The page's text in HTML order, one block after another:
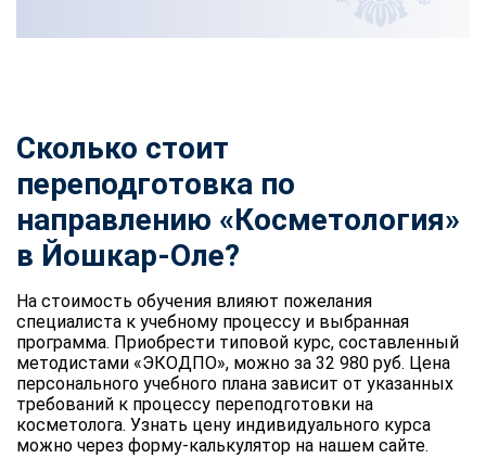
Сколько стоит
переподготовка по
направлению «Косметология»
в Йошкар-Оле?
На стоимость обучения влияют пожелания
специалиста к учебному процессу и выбранная
программа. Приобрести типовой курс, составленный
методистами «ЭКОДПО», можно за 32 980 руб. Цена
персонального учебного плана зависит от указанных
требований к процессу переподготовки на
косметолога. Узнать цену индивидуального курса
можно через форму-калькулятор на нашем сайте.